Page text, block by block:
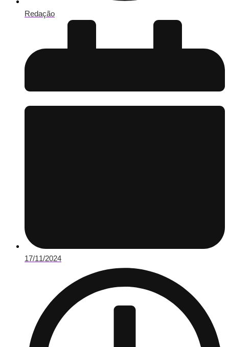
Redação
17/11/2024